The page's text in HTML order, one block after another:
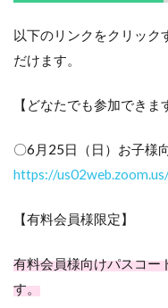
以下のリンクをクリック
だけます。
【どなたでも参加できま
〇6月25日（日）お子様
https://
【有料会員様限定】
有料会員様向けパスコー
す。